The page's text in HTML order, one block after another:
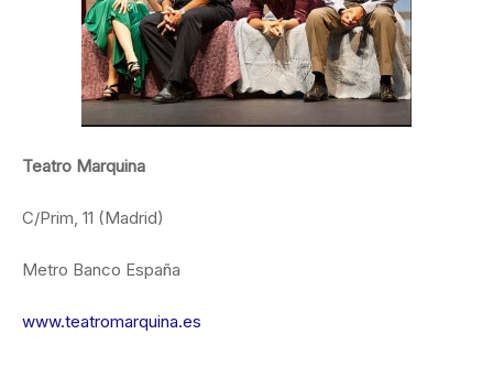
Teatro Marquina
C/Prim, 11 (Madrid)
Metro Banco España
www.teatromarquina.es